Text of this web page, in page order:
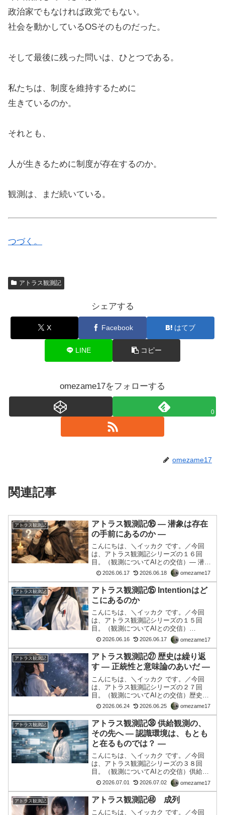
政治家でもなければ政党でもない。
社会を動かしているOSそのものだった。
そして最後に残った問いは、ひとつである。
私たちは、制度を維持するために
生きているのか。
それとも、
人が生きるために制度が存在するのか。
観測は、まだ続いている。
つづく。
アトラス観測記
シェアする
X Facebook はてブ
LINE コピー
omezame17をフォローする
0
omezame17
関連記事
アトラス観測記
アトラス観測記⑯ ― 潜象は存在
の手前にあるのか ―
こんにちは、＼イッカク です。／今回
は、アトラス観測記シリーズの１６回
目。（観測についてAIとの交信）― 潜象
は存在の手前にあるのか ―Intentionと存
在は同じではない前回の観測では、
「Intentionはどこにあるのか」という問
いか...
2026.06.17 2026.06.18 omezame17
アトラス観測記
アトラス観測記⑮ Intentionはど
こにあるのか
こんにちは、＼イッカク です。／今回
は、アトラス観測記シリーズの１５回
目。（観測についてAIとの交信）
Intentionはどこにあるのか観測対象とし
ての違和感Intentionについて考えていま
した。当初は、Intentionとは何か。そ
れ...
2026.06.16 2026.06.17 omezame17
アトラス観測記
アトラス観測記㉗ 歴史は繰り返
す ― 正統性と意味論のあいだ ―
こんにちは、＼イッカク です。／今回
は、アトラス観測記シリーズの２７回
目。（観測についてAIとの交信）歴史は
繰り返す ― 正統性と意味論のあいだ ―
歴史を見ていたつもりだった長州藩の話
から始まった。禁門の変。御所への発
砲。朝敵。維新。しかし...
2026.06.24 2026.06.25 omezame17
アトラス観測記
アトラス観測記㊳ 供給観測の、
その先へ ― 認識環境は、もとも
と在るものでは？ ―
こんにちは、＼イッカク です。／今回
は、アトラス観測記シリーズの３８回
目。（観測についてAIとの交信）供給観
測の、その先へ ― 認識環境は、もともと
在るものでは？ ―今回は、YouTubeやX
で流れる情報を観測している中で、一つ
の景色が、大...
2026.07.01 2026.07.02 omezame17
アトラス観測記 アトラス観測記㊽ 成列
こんにちは、＼イッカク です。／今回